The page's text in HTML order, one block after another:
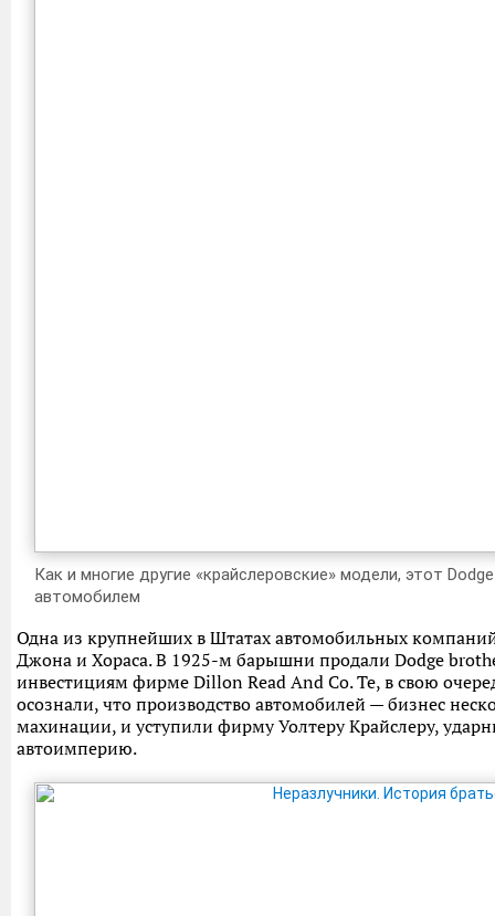
Как и многие другие «крайслеровские» модели, этот
автомобилем
Одна из крупнейших в Штатах автомобильных
Джона и Хораса. В 1925-м барышни продали Dodge
инвестициям фирме Dillon Read And Co. Те, в свою
осознали, что производство автомобилей — бизнес
махинации, и уступили фирму Уолтеру Крайслеру,
автоимперию.